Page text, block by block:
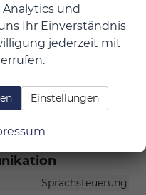
elektrisch
Klimaautomatik
mit Lenkradheizung
Sitzheizung
Sprachsteuerung
und
Ihr Einverständnis
jederzeit mit
Einstellungen